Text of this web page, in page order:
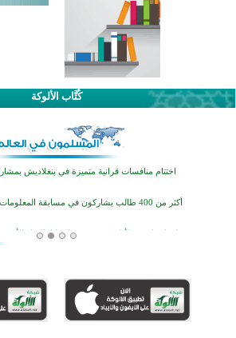
كُتَّاب الألوكة
اختتام الدورة التاسعة لمسابقة حفظ وتلاوة القرآن
تيسليتش تختتم برنامجا تعليميا لتعزيز القيم وبناء
اختتام منافسات قرآنية متميزة في بنغلاديش بمشاركة 3000
افتتاح تاريخي لأول مسجد في بلييفليا بالجبل
منطقة ريبوفسي تحتفل بميلاد مسجد جديد في
القرآن والتربية في صدارة البرامج الصيفية للمسلمين في بينزا
اختتام الدورة التاسعة لمسابقة حفظ وتلاوة القرآن